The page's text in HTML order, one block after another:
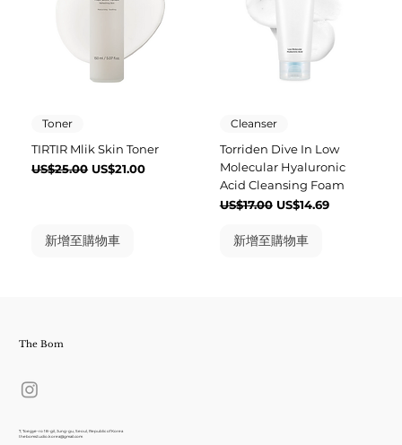
Toner
TIRTIR Mlik Skin Toner
一般價格
US$25.00 促銷價格
US$21.00
新增至購物車
Cleanser
Torriden Dive In Low
Molecular Hyaluronic
Acid Cleansing Foam
一般價格
US$17.00 促銷價格
US$14.69
新增至購物車
The Bom
7, Toegye-ro 18-gil, Jung-gu, Seoul, Republic of Korea
thebomstudio.korea@gmail.com